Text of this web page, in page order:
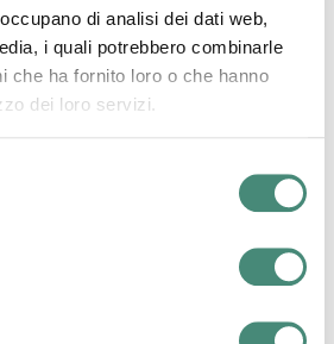
di analisi dei dati web,
i quali potrebbero combinarle
che ha fornito loro o che hanno
dei loro servizi.